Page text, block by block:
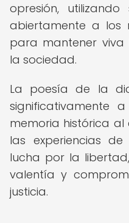
opresión,
abiertamente a los
para mantener
la sociedad.
La poesía de la
significativamente
memoria histórica
las experiencias de
lucha por la
valentía y
justicia.